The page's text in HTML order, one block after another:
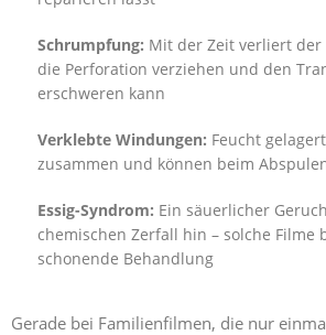
Schrumpfung: Mit der Zeit verliert der
die Perforation verziehen und den
erschweren kann
Verklebte Windungen: Feucht
zusammen und können beim
Essig-Syndrom: Ein säuerlicher
chemischen Zerfall hin – solche Filme
schonende Behandlung
Gerade bei Familienfilmen, die nur